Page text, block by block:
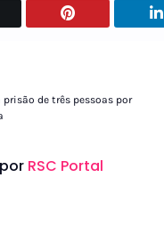
de três pessoas por
RSC Portal